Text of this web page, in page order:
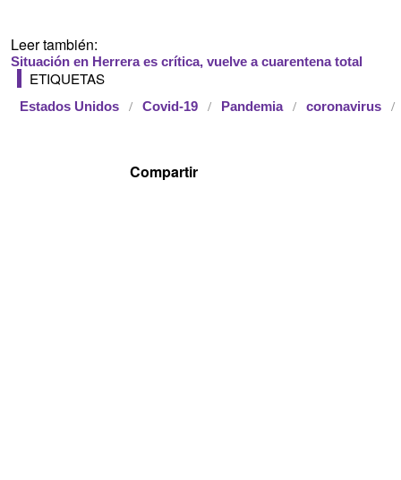
Leer también:
Situación en Herrera es crítica, vuelve a cuarentena total
ETIQUETAS
Estados Unidos Covid-19 Pandemia coronavirus